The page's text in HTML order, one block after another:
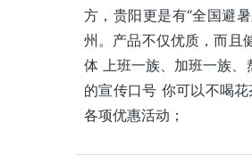
方，贵阳更是有“全国避
州。产品不仅优质，而且
体 上班一族、加班一族
的宣传口号 你可以不喝
各项优惠活动；